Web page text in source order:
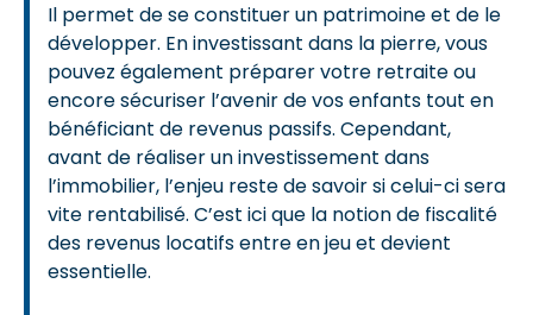
Il permet de se constituer un patrimoine et de le
développer. En investissant dans la pierre, vous
pouvez également préparer votre retraite ou
encore sécuriser l’avenir de vos enfants tout en
bénéficiant de revenus passifs. Cependant,
avant de réaliser un investissement dans
l’immobilier, l’enjeu reste de savoir si celui-ci sera
vite rentabilisé. C’est ici que la notion de fiscalité
des revenus locatifs entre en jeu et devient
essentielle.